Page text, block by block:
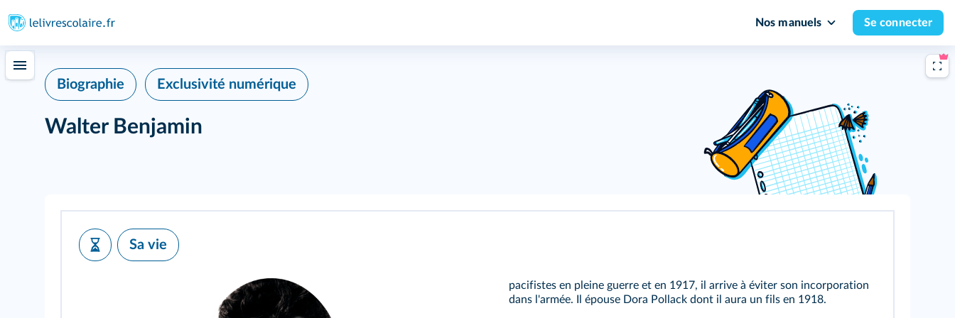
Nos manuels Se connecter
Biographie Exclusivité numérique
Walter Benjamin
Sa vie
pacifistes en pleine guerre et en 1917, il arrive à éviter son incorporation
dans l'armée. Il épouse Dora Pollack dont il aura un fils en 1918.